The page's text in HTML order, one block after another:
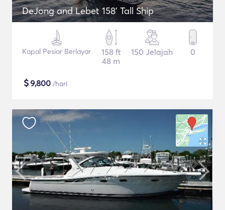
DeJong and Lebet 158' Tall Ship
Kapal Pesiar Berlayar
158 ft
48 m
150 Jelajah 0
$9,800 /hari